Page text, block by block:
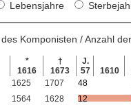
Lebensjahre
Komponisten / Anzahl
*
1616
†
1673
J.
57
1610
1625 1707
48
1564 1628
12